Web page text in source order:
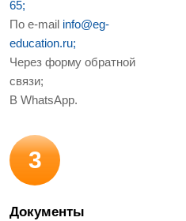
65;
По e-mail info@eg-
education.ru;
Через форму обратной
связи;
В WhatsApp.
3
Документы